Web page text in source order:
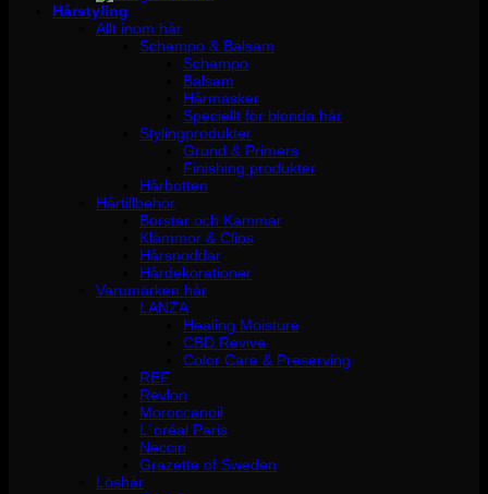
Hårstyling
Allt inom hår
Schampo & Balsam
Schampo
Balsam
Hårmasker
Speciellt för blonda hår
Stylingprodukter
Grund & Primers
Finishing produkter
Hårbotten
Hårtillbehör
Borstar och Kammar
Klämmor & Clips
Hårsnoddar
Hårdekorationer
Varumärken hår
LANZA
Healing Moisture
CBD Revive
Color Care & Preserving
REF
Revlon
Moroccanoil
L´oréal Paris
Neccin
Grazette of Sweden
Löshår